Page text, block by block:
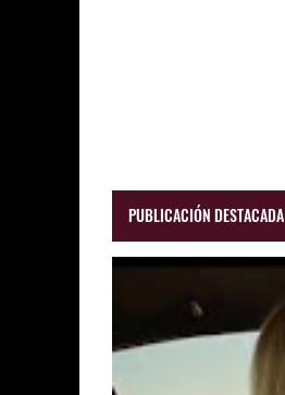
PUBLICACIÓN DESTACADA